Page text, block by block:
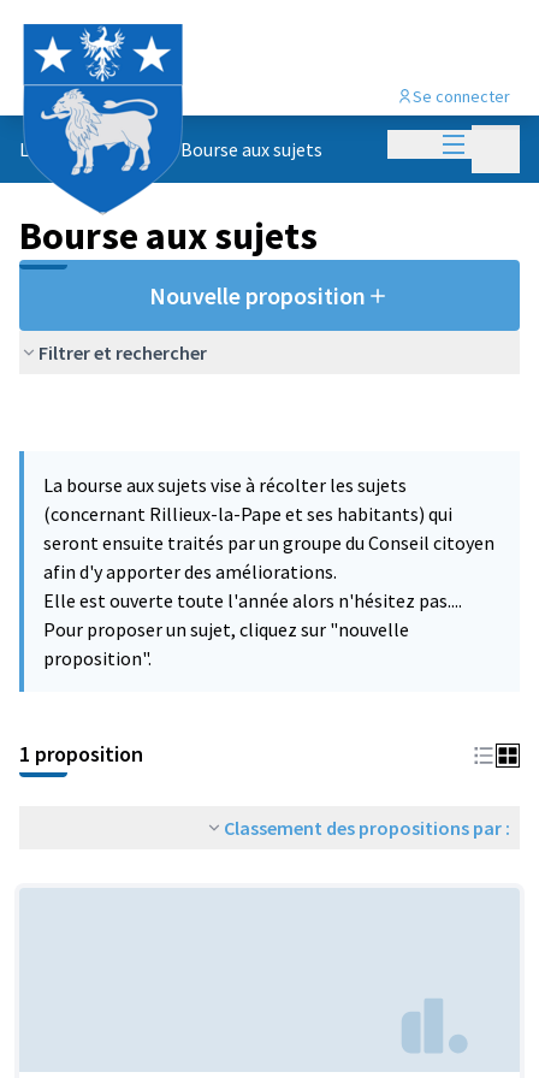
Menu
Se connecter
Le conseil citoyen Bourse aux sujets
Bourse aux sujets
Nouvelle proposition
Filtrer et rechercher
La bourse aux sujets vise à récolter les sujets
(concernant Rillieux-la-Pape et ses habitants) qui
seront ensuite traités par un groupe du Conseil citoyen
afin d'y apporter des améliorations.
Elle est ouverte toute l'année alors n'hésitez pas....
Pour proposer un sujet, cliquez sur "nouvelle
proposition".
1 proposition
Classement des propositions par :